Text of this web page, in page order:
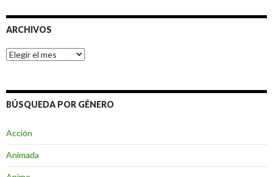
ARCHIVOS
Archivos
BÚSQUEDA POR GÉNERO
Acción
Animada